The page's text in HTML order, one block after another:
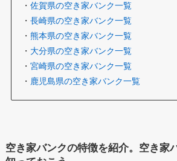
・佐賀県の空き家バンク一覧
・長崎県の空き家バンク一覧
・熊本県の空き家バンク一覧
・ 大分県の空き家バンク一覧
・宮崎県の空き家バンク一覧
・ 鹿児島県の空き家バンク一覧
空き家バンクの特徴を紹介。空き家